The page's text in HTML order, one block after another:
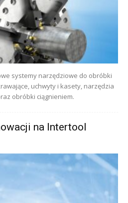
systemy narzędziowe do obróbki
uchwyty i kasety, narzędzia
obróbki ciągnieniem.
na Intertool